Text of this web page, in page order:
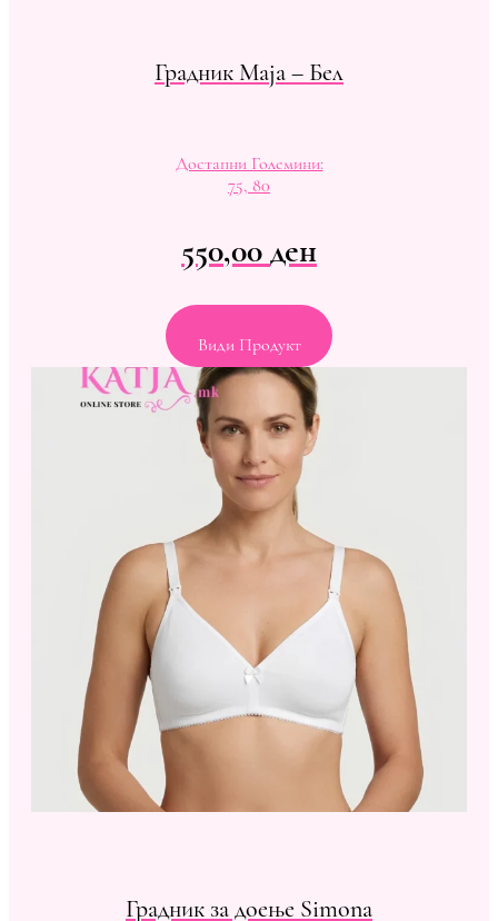
Градник Maja – Бел
Достапни Големини:
75, 80
550,00ден
Види Продукт
Градник за доење Simona